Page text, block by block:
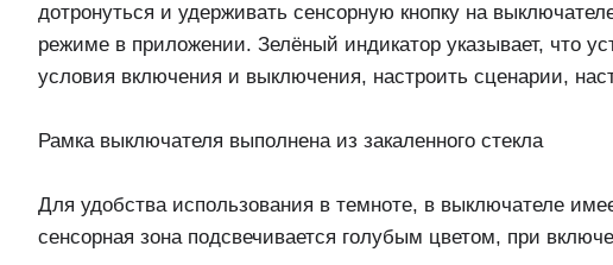
дотронуться и удерживать сенсорную кнопку на
режиме в приложении. Зелёный индикатор указывает, что
условия включения и выключения, настроить сценарии,
Рамка выключателя выполнена из закаленного стекла
Для удобства использования в темноте, в выключателе
сенсорная зона подсвечивается голубым цветом, при